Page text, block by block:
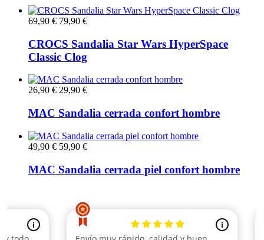
69,90 € 79,90 €
CROCS Sandalia Star Wars HyperSpace
Classic Clog
26,90 € 29,90 €
MAC Sandalia cerrada confort hombre
49,90 € 59,90 €
MAC Sandalia cerrada piel confort hombre